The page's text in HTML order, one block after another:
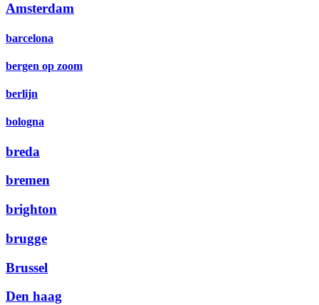
Amsterdam
barcelona
bergen op zoom
berlijn
bologna
breda
bremen
brighton
brugge
Brussel
Den haag